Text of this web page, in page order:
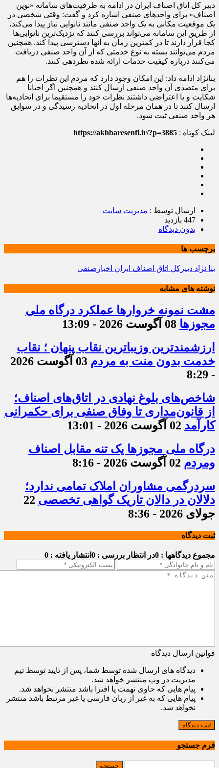
دبیر کل اتاق اصناف ایران در ادامه به ظرفیت‌های سامانه «نوین
اصناف» برای واحدهای صنفی اشاره کرد و گفت: وقتی شخصی در
یک موقعیت مکانی به یک واحد صنفی مانند نانوایی نیاز پیدا می‌کند،
از طریق این سامانه می‌تواند بررسی کنند که نزدیک‌ترین نانوایی‌ها
کجا قرار دارند تا در کمترین زمان به آنها دسترسی پیدا کند. همچنین
مردم می‌توانند بسته به نوع خدمتی که از آن واحد صنفی دریافت
می‌کنند درباره کیفیت خدمات ارائه شده نظردهی کنند.
بنانژاد ادامه داد: این امکان وجود دارد که مردم این نظرات را هم
برای متصدی آن واحد صنفی ارسال کنند و همچنین اگر احیانا
شکایت و یا اعتراضی داشتند نظرات خود را مستقیما برای اتحادیه‌ها
ارسال کنند تا در همان مرحله اول در اتحادیه رسیدگی و در سوابق
هر واحد صنفی ثبت شود.
لینک کوتاه : https://akhbaresenfi.ir/?p=3885
ارسال توسط : مدیریت سایت
447 بازدید
بدون دیدگاه
برچسب ها
بنا نژاد دبیرکل اتاق اصناف ایران اخبارصنفی
نوشته های مشابه
مشت نمونه خروارها عملکرد درگاه ملی
مجوزها 08 آگوست 2026 - 13:09
ارزشمندترین وزیباترین نقاب پنهان ؛ نقاب
خدمت بدون منت به مردم
03 آگوست 2026
- 8:29
شاخص‌های بلوغ نهادی در اتاق‌های اصناف؛
از قانون‌مداری تا وفاق صنفی برای حکمرانی
کارآمد 02 آگوست 2026 - 13:01
درگاه ملی مجوزها یک تنه مقابل اصناف
ومردم 02 آگوست 2026 - 8:16
سردرگمی مشاوران املاک تمامی ندارد؛
دلالان در دالان تاریک گواهی تخصصی 22
جولای 2026 - 8:36
ثبت دیدگاه
مجموع دیدگاهها : 0 در انتظار بررسی : 0 انتشار یافته : 0
قوانین ارسال دیدگاه
دیدگاه های ارسال شده توسط شما، پس از تایید توسط تیم
مدیریت در وب منتشر خواهد شد.
پیام هایی که حاوی تهمت یا افترا باشد منتشر نخواهد شد.
پیام هایی که به غیر از زبان فارسی یا غیر مرتبط باشد منتشر
نخواهد شد.
ثبت دیدگاه
فرم جستجو